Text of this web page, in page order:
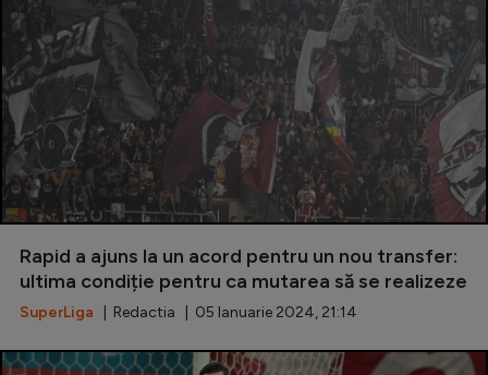
Rapid a ajuns la un acord pentru un nou transfer:
ultima condiție pentru ca mutarea să se realizeze
SuperLiga | Redactia | 05 Ianuarie 2024, 21:14